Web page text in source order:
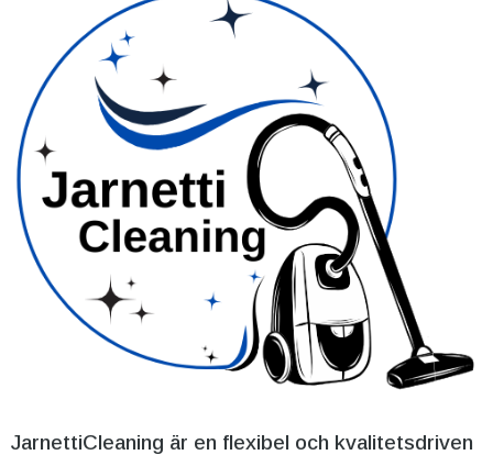
JarnettiCleaning är en flexibel och kvalitetsdriven